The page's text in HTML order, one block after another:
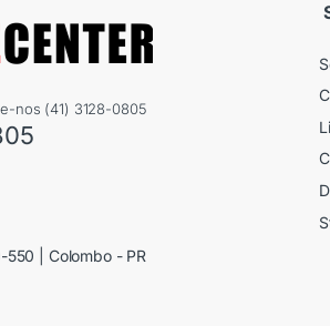
nos (41) 3128-0805
550 | Colombo - PR